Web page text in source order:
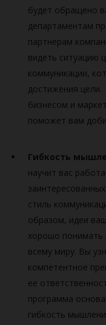
будет обращено
департаментам
партнерам
видеть ситуацию
коммуникации,
достижения
бизнесом и
поможет вам
Гибкость
научит вас
стиль
образом, идеи
хорошо понимать
всему миру. Вы
компетентное
ее
программа
гибкость